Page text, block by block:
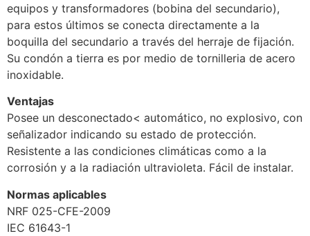
equipos y transformadores (bobina del secundario),
para estos últimos se conecta directamente a la
boquilla del secundario a través del herraje de fijación.
Su condón a tierra es por medio de tornilleria de acero
inoxidable.
Ventajas
Posee un desconectado< automático, no explosivo, con
señalizador indicando su estado de protección.
Resistente a las condiciones climáticas como a la
corrosión y a la radiación ultravioleta. Fácil de instalar.
Normas aplicables
NRF 025-CFE-2009
IEC 61643-1